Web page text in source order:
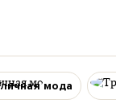
мода